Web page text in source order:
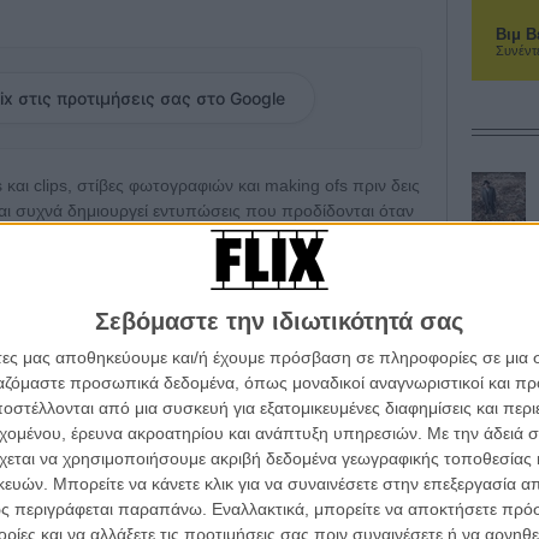
Σεβόμαστε την ιδιωτικότητά σας
μας αποθηκεύουμε και/ή έχουμε πρόσβαση σε πληροφορίες σε
προσωπικά δεδομένα, όπως μοναδικοί αναγνωριστικοί και
από μια συσκευή για εξατομικευμένες διαφημίσεις και
έρευνα ακροατηρίου και ανάπτυξη υπηρεσιών. Με την άδειά
να χρησιμοποιήσουμε ακριβή δεδομένα γεωγραφικής τοποθεσίας
Μπορείτε να κάνετε κλικ για να συναινέσετε στην επεξεργασία
περιγράφεται παραπάνω. Εναλλακτικά, μπορείτε να αποκτήσετε
και να αλλάξετε τις προτιμήσεις σας πριν συναινέσετε ή να
στις προτιμήσεις σας στο Google
clips, στίβες φωτογραφιών και making ofs πριν δεις
συχνά δημιουργεί εντυπώσεις που προδίδονται όταν
πιστεύουμε ότι όσες φωτογραφίες ή clips κι αν
Αντερσον, μπορούν να μας προετοιμάσουν για
αποστηθίζουμε και το καινούριο,
μονολόγου κι εξωτερικής αφήγησης, slapstick
κυκλοφόρησε, περιμένοντας την ταινία στις 12
μέσα στις νέες φωτογραφίες και στις αποκαλυπτικές
Vice», μόνο για… Λονδρέζους-Ναι είναι
του Πολ Τόμας Αντερσον-Και το αλκοόλ να ρέει
το «Inherent Vice»
Βιμ